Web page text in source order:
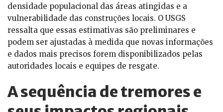
densidade populacional das áreas atingidas e a
vulnerabilidade das construções locais. O USGS
ressalta que essas estimativas são preliminares e
podem ser ajustadas à medida que novas informações
e dados mais precisos forem disponibilizados pelas
autoridades locais e equipes de resgate.
A sequência de tremores e